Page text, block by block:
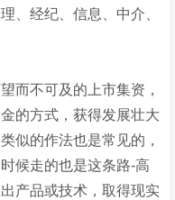
、经纪、信息、中介、
而不可及的上市集资，
的方式，获得发展壮大
似的作法也是常见的，
候走的也是这条路-高
产品或技术，取得现实